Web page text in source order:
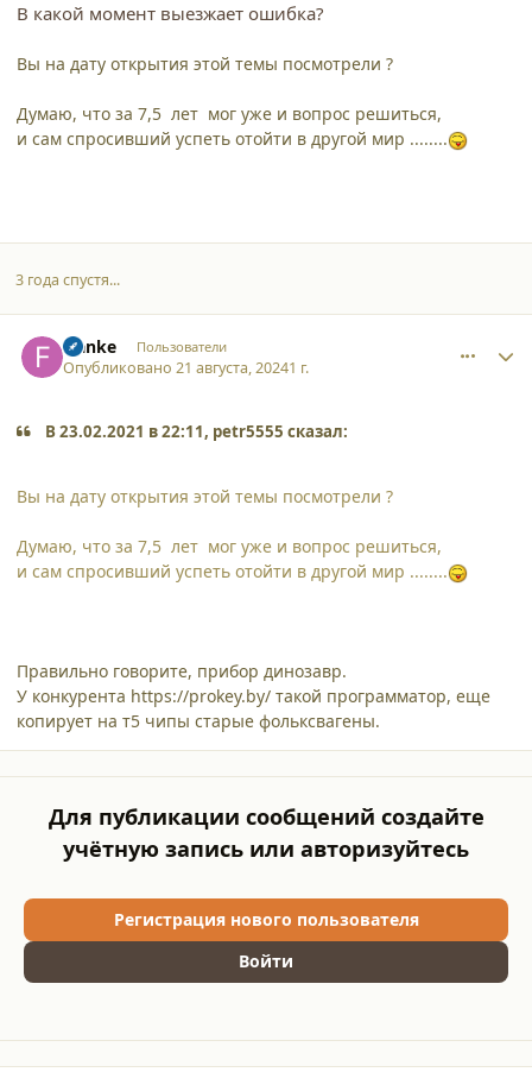
В какой момент выезжает ошибка?
Вы на дату открытия этой темы посмотрели ?
Думаю, что за 7,5 лет мог уже и вопрос решиться,
и сам спросивший успеть отойти в другой мир ........
3 года спустя...
franke Пользователи
Опубликовано21 августа, 20241 г.
В 23.02.2021 в 22:11, petr5555 сказал:
Вы на дату открытия этой темы посмотрели ?
Думаю, что за 7,5 лет мог уже и вопрос решиться,
и сам спросивший успеть отойти в другой мир ........
Правильно говорите, прибор динозавр.
У конкурента https://prokey.by/ такой программатор, еще
копирует на т5 чипы старые фольксвагены.
Для публикации сообщений создайте
учётную запись или авторизуйтесь
Регистрация нового пользователя
Войти